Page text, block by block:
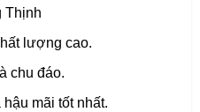
Thịnh
lượng cao.
chu đáo.
mãi tốt nhất.